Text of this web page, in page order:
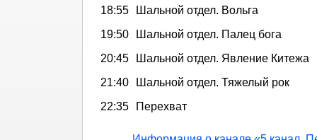
18:55
Шальной отдел. Вольга
19:50
Шальной отдел. Палец бога
20:45
Шальной отдел. Явление Китежа
21:40
Шальной отдел. Тяжелый рок
22:35
Перехват